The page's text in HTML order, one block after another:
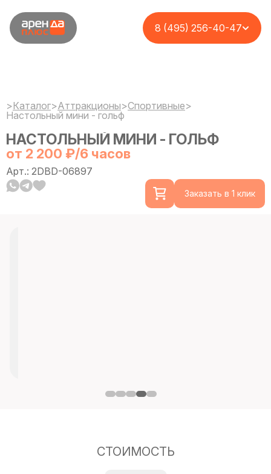
8 (495) 256-40-47
>Каталог>Аттракционы>Спортивные>
Настольный мини - гольф
НАСТОЛЬНЫЙ МИНИ - ГОЛЬФ
от 2 200 ₽/6 часов
Арт.: 2DBD-06897
Заказать в 1 клик
СТОИМОСТЬ